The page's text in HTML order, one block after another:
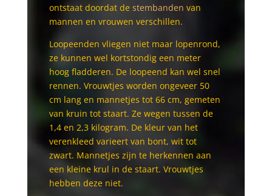
ontstaat doordat de stembanden van
mannen en vrouwen verschillen.
Loopeenden vliegen niet maar lopenrond,
ze kunnen wel kortstondig een meter
hoog fladderen. De loopeend kan wel snel
rennen. Vrouwtjes worden ongeveer 50
cm lang en mannetjes tot 66 cm, gemeten
van kruin tot staart. Ze wegen tussen de
1,4 en 2,3 kilogram. De kleur van het
verenkleed varieert van bont, wit tot
zwart. Mannetjes zijn te herkennen aan
een kleine krul in de staart. Vrouwtjes
hebben deze niet.